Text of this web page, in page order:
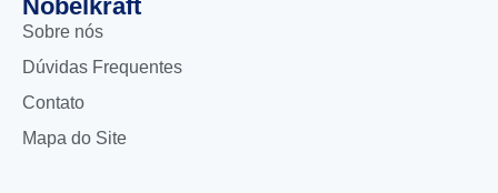
Nobelkraft
Sobre nós
Dúvidas Frequentes
Contato
Mapa do Site